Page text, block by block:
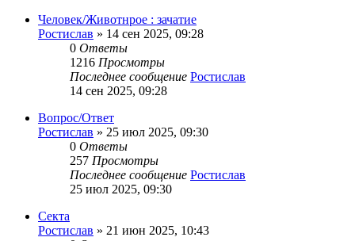
Человек/Животнрое : зачатие
Ростислав » 14 сен 2025, 09:28
0 Ответы
1216 Просмотры
Последнее сообщение Ростислав
14 сен 2025, 09:28
Вопрос/Ответ
Ростислав » 25 июл 2025, 09:30
0 Ответы
257 Просмотры
Последнее сообщение Ростислав
25 июл 2025, 09:30
Секта
Ростислав » 21 июн 2025, 10:43